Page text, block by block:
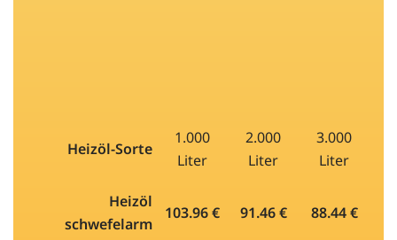
Heizöl-Sorte
1.000
Liter
2.000
Liter
3.000
Liter
Heizöl
schwefelarm
103.96 € 91.46 € 88.44 €